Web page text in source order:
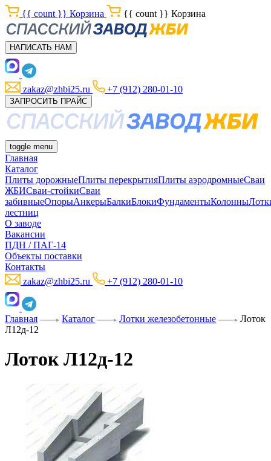
{{ count }} Корзина {{ count }} Корзина
НАПИСАТЬ НАМ
zakaz@zhbi25.ru +7 (912) 280-01-10
ЗАПРОСИТЬ ПРАЙС
toggle menu
Главная
Каталог
Плиты дорожныеПлиты перекрытияПлиты аэродромныеСваи
ЖБИСваи-стойкиСваи
забивныеОпорыАнкерыБалкиБлокиФундаментыКолонны
лестниц
О заводе
Вакансии
ПДН / ПАГ-14
Объекты поставки
Контакты
zakaz@zhbi25.ru
+7 (912) 280-01-10
Главная Каталог Лотки железобетонные
Лоток
Л12д-12
Лоток Л12д-12